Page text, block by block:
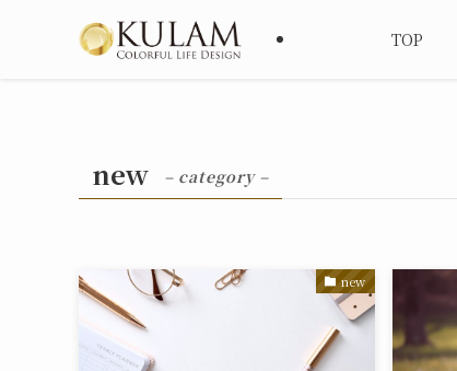
TOP
new – category –
new